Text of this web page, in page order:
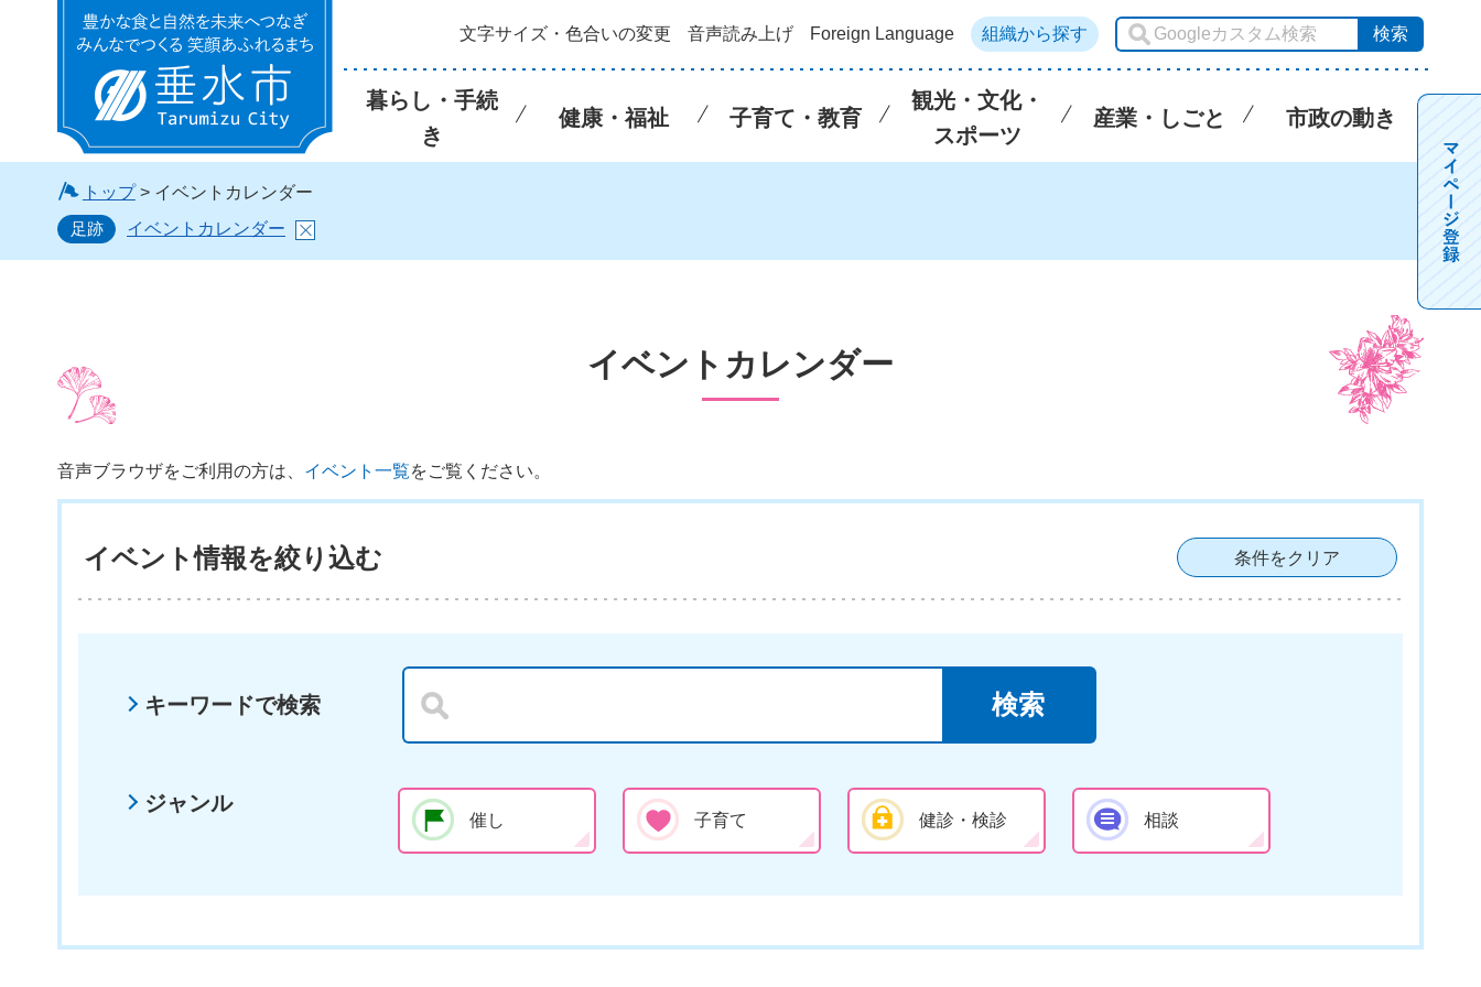
垂水市 文字サイズ・色合いの変更 音声読み上げ Foreign Language 組織から探す
暮らし・手続
き
健康・福祉 子育て・教育
観光・文化・
スポーツ
産業・しごと 市政の動き
トップ> イベントカレンダー
足跡
イベントカレンダー
イベントカレンダー
音声ブラウザをご利用の方は、 イベント一覧をご覧ください。
イベント情報を絞り込む 条件をクリア
キーワードで検索
ジャンル
催し 子育て 健診・検診 相談